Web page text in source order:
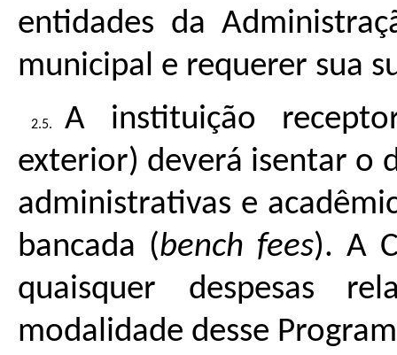
entidades da
municipal e requerer sua
A instituição
exterior) deverá isentar o
administrativas e
bancada (bench fees). A
quaisquer despesas
modalidade desse